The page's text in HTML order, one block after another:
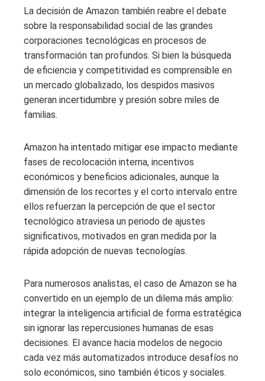
La decisión de Amazon también reabre el debate
sobre la responsabilidad social de las grandes
corporaciones tecnológicas en procesos de
transformación tan profundos. Si bien la búsqueda
de eficiencia y competitividad es comprensible en
un mercado globalizado, los despidos masivos
generan incertidumbre y presión sobre miles de
familias.
Amazon ha intentado mitigar ese impacto mediante
fases de recolocación interna, incentivos
económicos y beneficios adicionales, aunque la
dimensión de los recortes y el corto intervalo entre
ellos refuerzan la percepción de que el sector
tecnológico atraviesa un periodo de ajustes
significativos, motivados en gran medida por la
rápida adopción de nuevas tecnologías.
Para numerosos analistas, el caso de Amazon se ha
convertido en un ejemplo de un dilema más amplio:
integrar la inteligencia artificial de forma estratégica
sin ignorar las repercusiones humanas de esas
decisiones. El avance hacia modelos de negocio
cada vez más automatizados introduce desafíos no
solo económicos, sino también éticos y sociales.